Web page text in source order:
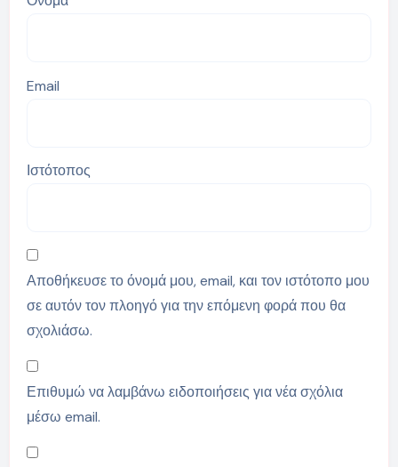
Email
Ιστότοπος
Αποθήκευσε το όνομά μου, email, και τον ιστότοπο μου
σε αυτόν τον πλοηγό για την επόμενη φορά που θα
σχολιάσω.
Επιθυμώ να λαμβάνω ειδοποιήσεις για νέα σχόλια
μέσω email.